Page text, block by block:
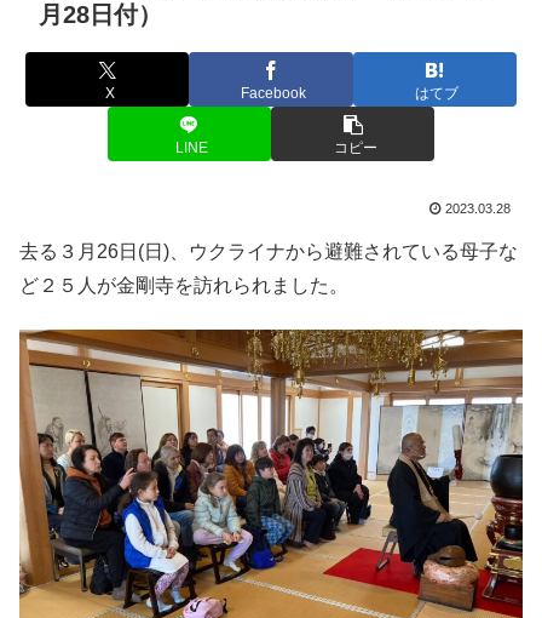
月28日付）
X Facebook はてブ
LINE コピー
2023.03.28
去る３月26日(日)、ウクライナから避難されている母子な
ど２５人が金剛寺を訪れられました。